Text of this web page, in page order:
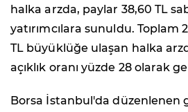
halka arzda, paylar 38,60 TL
yatırımcılara sunuldu. Toplam
TL büyüklüğe ulaşan halka
açıklık oranı yüzde 28 olarak
Borsa İstanbul'da düzenlenen